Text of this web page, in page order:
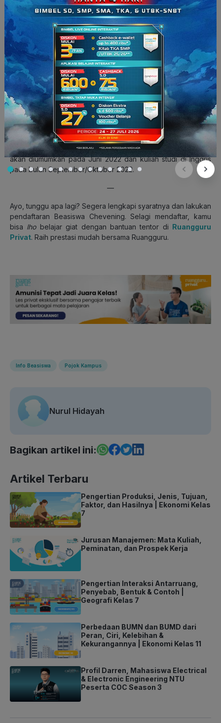
Pendaftaran: 2 Agustus-1 November 2022.
Seleksi administrasi kandidat yang akan diwawancara: 2
November 2022-Februari 2023.
Batas akhir penyerahan dokumen pendukung: Februari-
April 2023.
Wawancara: 27 Februari-28 April 2023.
Pengumuman: Juni 2023.
Batas penawaran beasiswa: 13 Juli 2023.
Perkuliahan dimulai: September/Oktober 2023.
Kamu bisa segera melamar beasiswa Chevening ini jika sudah
memenuhi persyaratan. Pendaftaran akan ditutup pada 1
November 2022. Informasi lebih lanjut dapat diakses melalui
lamanhttps://www.chevening.org/.Pelamar yang berhasil
akan diumumkan pada Juni 2022 dan kuliah studi di Inggris
pada bulan September/Oktober 2022.
—
Ayo, tunggu apa lagi? Segera lengkapi syaratnya dan lakukan
pendaftaran Beasiswa Chevening. Selagi mendaftar, kamu
bisa lho belajar giat dengan bantuan tentor di Ruangguru
Privat. Raih prestasi mudah bersama Ruangguru.
Info Beasiswa Pojok Kampus
Nurul Hidayah
Bagikan artikel ini:
Artikel Terbaru
Pengertian Produksi, Jenis, Tujuan,
Faktor, dan Hasilnya | Ekonomi Kelas
7
Jurusan Manajemen: Mata Kuliah,
Peminatan, dan Prospek Kerja
Pengertian Interaksi Antarruang,
Penyebab, Bentuk & Contoh |
Geografi Kelas 7
Perbedaan BUMN dan BUMD dari
Peran, Ciri, Kelebihan &
Kekurangannya | Ekonomi Kelas 11
Profil Darren, Mahasiswa Electrical
& Electronic Engineering NTU
Peserta COC Season 3